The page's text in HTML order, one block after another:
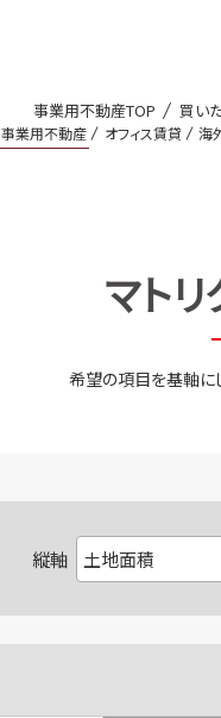
事業用不動産 オフィス賃貸 海
事業用不動産TOP 買い
マト
希望の項目を基軸に
縦軸